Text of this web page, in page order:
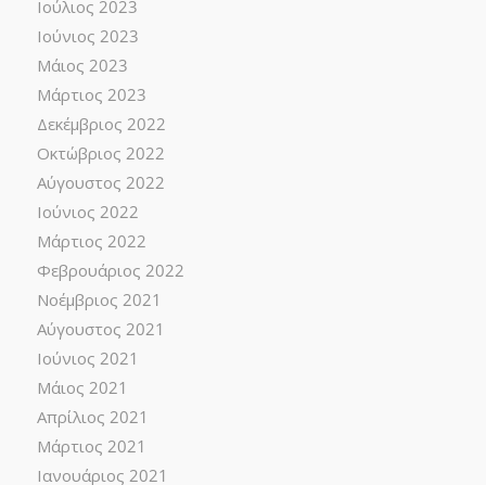
Ιούλιος 2023
Ιούνιος 2023
Μάιος 2023
Μάρτιος 2023
Δεκέμβριος 2022
Οκτώβριος 2022
Αύγουστος 2022
Ιούνιος 2022
Μάρτιος 2022
Φεβρουάριος 2022
Νοέμβριος 2021
Αύγουστος 2021
Ιούνιος 2021
Μάιος 2021
Απρίλιος 2021
Μάρτιος 2021
Ιανουάριος 2021